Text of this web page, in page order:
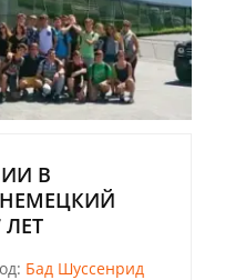
В
НЕМЕЦКИЙ
Бад Шуссенрид